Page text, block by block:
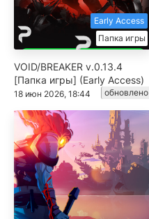
Папка игры
Early Access
VOID/BREAKER v.0.13.4
[Папка игры] (Early Access)
18 июн 2026, 18:44 обновлено